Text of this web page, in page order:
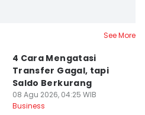
See More
4 Cara Mengatasi
Transfer Gagal, tapi
Saldo Berkurang
08 Agu 2026, 04:25 WIB
Business